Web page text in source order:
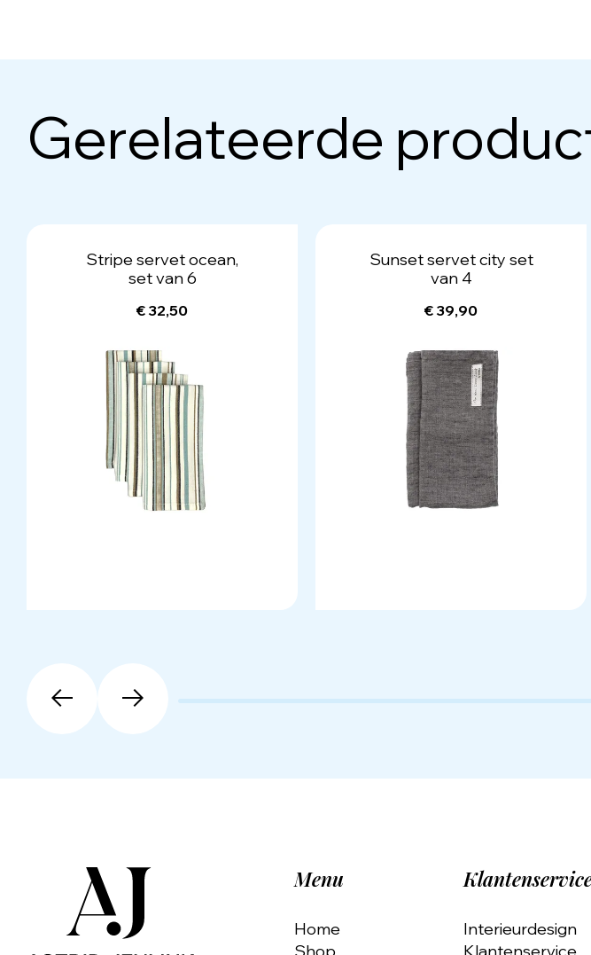
Gerelateerde
Stripe servet ocean,
set van 6
€ 32,50
Sunset servet city set
van 4
€ 39,90
Menu
Home
Interieurdesign